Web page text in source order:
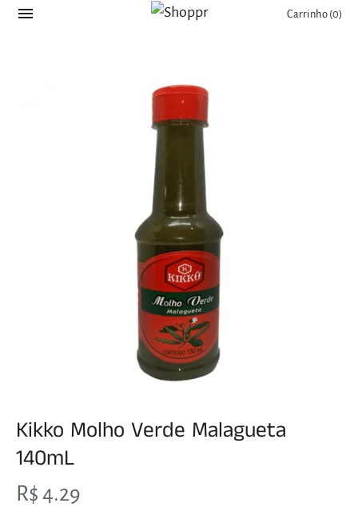
Carrinho (0)
Kikko Molho Verde Malagueta
140mL
R$ 4.29